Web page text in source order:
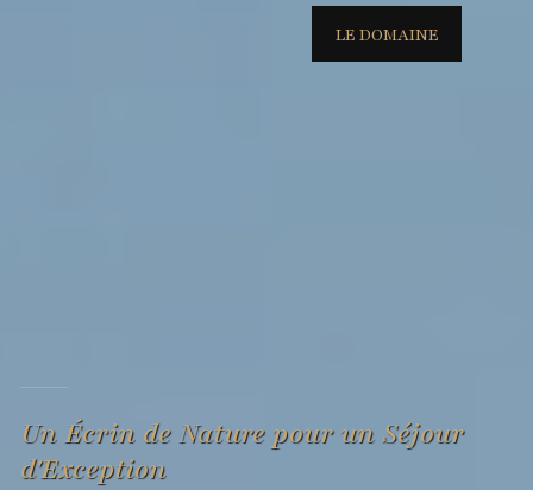
LE DOMAINE
Un Écrin de Nature pour un Séjour
d'Exception